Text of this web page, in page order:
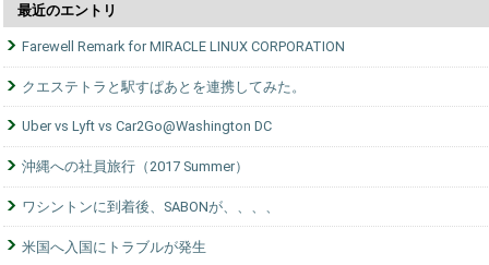
最近のエントリ
Farewell Remark for MIRACLE LINUX CORPORATION
クエステトラと駅すぱあとを連携してみた。
Uber vs Lyft vs Car2Go@Washington DC
沖縄への社員旅行（2017 Summer）
ワシントンに到着後、SABONが、、、、
米国へ入国にトラブルが発生